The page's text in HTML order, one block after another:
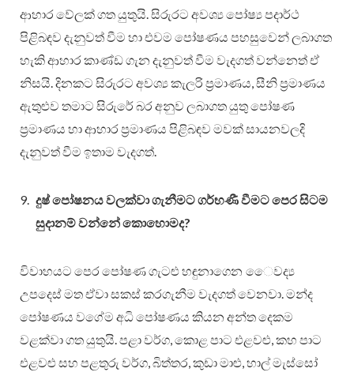
ආහාර වේලක් ගත යුතුයි. සිරුරට අවශ්‍ය පෝෂ්‍ය පදාර්ථ
පිළිබඳව දැනුවත් වීම හා එවම පෝෂණය පහසුවෙන් ලබාගත
හැකි ආහාර කාණ්ඩ ගැන දැනුවත් වීම වැදගත් වන්නෙත් ඒ
නිසයි. දිනකට සිරුරට අවශ්‍ය කැලරි ප්‍රමාණය, සීනි ප්‍රමාණය
ඇතුළුව තමාට සිරුරේ බර අනුව ලබාගත යුතු පෝෂණ
ප්‍රමාණය හා ආහාර ප්‍රමාණය පිළිබඳව මවක් සායනවලදි
දැනුවත් වීම ඉතාම වැදගත්.
දුෂ් පෝෂනය වලක්වා ගැනීමට ගර්භණී වීමට පෙර සිටම
සුදානම් වන්නේ කොහොමද?
විවාහයට පෙර පෝෂණ ගැටළු හඳුනාගෙන ෙෙවද්‍ය
උපදෙස් මත ඒවා සකස් කරගැනීම වැදගත් වෙනවා. මන්ද
පෝෂණය වගේම අධි පෝෂණය කියන අන්ත දෙකම
වළක්වා ගත යුතුයි. පළා වර්ග, කොළ පාට එළවළු, කහ පාට
එළවළු සහ පළතුරු වර්ග, බිත්තර, කුඩා මාළු, හාල් මැස්සෝ